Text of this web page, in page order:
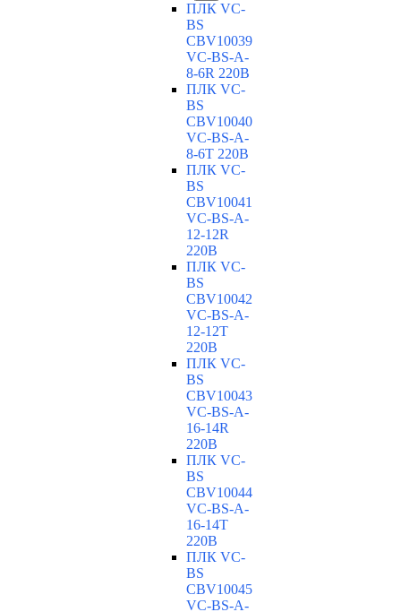
ПЛК VC-
BS
CBV10039
VC-BS-A-
8-6R 220В
ПЛК VC-
BS
CBV10040
VC-ВS-A-
8-6T 220В
ПЛК VC-
BS
CBV10041
VC-ВS-A-
12-12R
220В
ПЛК VC-
BS
CBV10042
VC-ВS-A-
12-12T
220В
ПЛК VC-
BS
CBV10043
VC-ВS-A-
16-14R
220В
ПЛК VC-
BS
CBV10044
VC-ВS-A-
16-14T
220В
ПЛК VC-
BS
CBV10045
VC-ВS-A-